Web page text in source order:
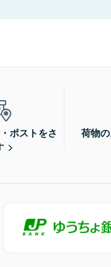
ポストをさ
荷物